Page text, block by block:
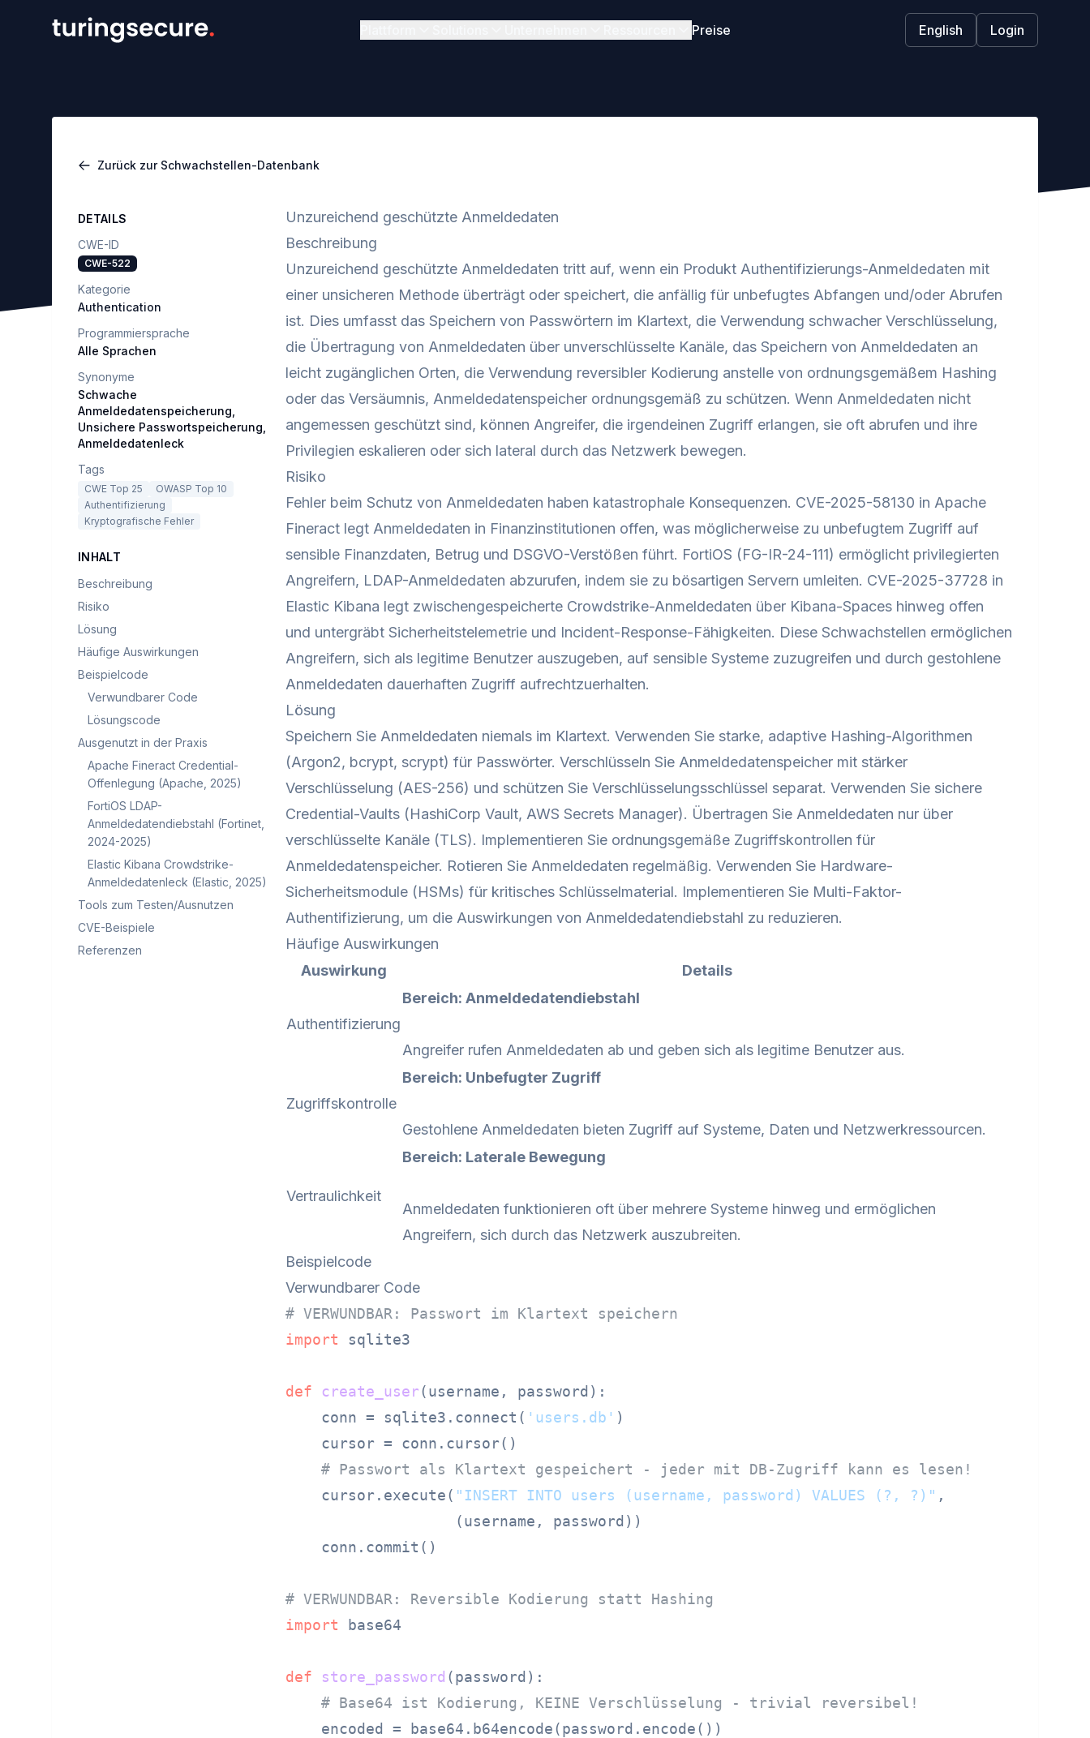
Preise English Login
Zurück zur Schwachstellen-Datenbank
DETAILS
CWE-ID
CWE-522
Kategorie
Authentication
Programmiersprache
Alle Sprachen
Synonyme
Schwache
Anmeldedatenspeicherung,
Unsichere Passwortspeicherung,
Anmeldedatenleck
Tags
CWE Top 25
OWASP Top 10
Authentifizierung
Kryptografische Fehler
INHALT
Beschreibung
Risiko
Lösung
Häufige Auswirkungen
Beispielcode
Verwundbarer Code
Lösungscode
Ausgenutzt in der Praxis
Apache Fineract Credential-
Offenlegung (Apache, 2025)
FortiOS LDAP-
Anmeldedatendiebstahl (Fortinet,
2024-2025)
Elastic Kibana Crowdstrike-
Anmeldedatenleck (Elastic, 2025)
Tools zum Testen/Ausnutzen
CVE-Beispiele
Referenzen
Unzureichend geschützte Anmeldedaten
Beschreibung
Unzureichend geschützte Anmeldedaten tritt auf, wenn ein Produkt Authentifizierungs-Anmeldedaten mit
einer unsicheren Methode überträgt oder speichert, die anfällig für unbefugtes Abfangen und/oder Abrufen
ist. Dies umfasst das Speichern von Passwörtern im Klartext, die Verwendung schwacher Verschlüsselung,
die Übertragung von Anmeldedaten über unverschlüsselte Kanäle, das Speichern von Anmeldedaten an
leicht zugänglichen Orten, die Verwendung reversibler Kodierung anstelle von ordnungsgemäßem Hashing
oder das Versäumnis, Anmeldedatenspeicher ordnungsgemäß zu schützen. Wenn Anmeldedaten nicht
angemessen geschützt sind, können Angreifer, die irgendeinen Zugriff erlangen, sie oft abrufen und ihre
Privilegien eskalieren oder sich lateral durch das Netzwerk bewegen.
Risiko
Fehler beim Schutz von Anmeldedaten haben katastrophale Konsequenzen. CVE-2025-58130 in Apache
Fineract legt Anmeldedaten in Finanzinstitutionen offen, was möglicherweise zu unbefugtem Zugriff auf
sensible Finanzdaten, Betrug und DSGVO-Verstößen führt. FortiOS (FG-IR-24-111) ermöglicht privilegierten
Angreifern, LDAP-Anmeldedaten abzurufen, indem sie zu bösartigen Servern umleiten. CVE-2025-37728 in
Elastic Kibana legt zwischengespeicherte Crowdstrike-Anmeldedaten über Kibana-Spaces hinweg offen
und untergräbt Sicherheitstelemetrie und Incident-Response-Fähigkeiten. Diese Schwachstellen ermöglichen
Angreifern, sich als legitime Benutzer auszugeben, auf sensible Systeme zuzugreifen und durch gestohlene
Anmeldedaten dauerhaften Zugriff aufrechtzuerhalten.
Lösung
Speichern Sie Anmeldedaten niemals im Klartext. Verwenden Sie starke, adaptive Hashing-Algorithmen
(Argon2, bcrypt, scrypt) für Passwörter. Verschlüsseln Sie Anmeldedatenspeicher mit stärker
Verschlüsselung (AES-256) und schützen Sie Verschlüsselungsschlüssel separat. Verwenden Sie sichere
Credential-Vaults (HashiCorp Vault, AWS Secrets Manager). Übertragen Sie Anmeldedaten nur über
verschlüsselte Kanäle (TLS). Implementieren Sie ordnungsgemäße Zugriffskontrollen für
Anmeldedatenspeicher. Rotieren Sie Anmeldedaten regelmäßig. Verwenden Sie Hardware-
Sicherheitsmodule (HSMs) für kritisches Schlüsselmaterial. Implementieren Sie Multi-Faktor-
Authentifizierung, um die Auswirkungen von Anmeldedatendiebstahl zu reduzieren.
Häufige Auswirkungen
Auswirkung
Details
Authentifizierung
Bereich: Anmeldedatendiebstahl
Angreifer rufen Anmeldedaten ab und geben sich als legitime Benutzer aus.
Zugriffskontrolle
Bereich: Unbefugter Zugriff
Gestohlene Anmeldedaten bieten Zugriff auf Systeme, Daten und Netzwerkressourcen.
Vertraulichkeit
Bereich: Laterale Bewegung
Anmeldedaten funktionieren oft über mehrere Systeme hinweg und ermöglichen
Angreifern, sich durch das Netzwerk auszubreiten.
Beispielcode
Verwundbarer Code
# VERWUNDBAR: Passwort im Klartext speichern
import sqlite3
def create_user(username, password ):
    conn = sqlite3.connect(
'users.db' )
    cursor = conn.cursor()
# Passwort als Klartext gespeichert - jeder mit DB-Zugriff kann es lesen!
    cursor.execute(
"INSERT INTO users (username, password) VALUES (?, ?)" ,
                   (username, password))
    conn.commit()
# VERWUNDBAR: Reversible Kodierung statt Hashing
import base64
def store_password (password ):
# Base64 ist Kodierung, KEINE Verschlüsselung - trivial reversibel!
    encoded = base64.b64encode(password.encode())